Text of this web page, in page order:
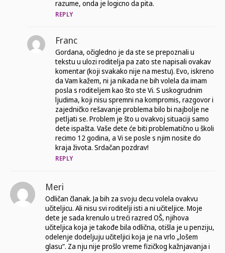
razume, onda je logicno da pita.
REPLY
Franc
Gordana, očigledno je da ste se prepoznali u
tekstu u ulozi roditelja pa zato ste napisali ovakav
komentar (koji svakako nije na mestu). Evo, iskreno
da Vam kažem, ni ja nikada ne bih volela da imam
posla s roditeljem kao što ste Vi. S uskogrudnim
ljudima, koji nisu spremni na kompromis, razgovor i
zajedničko rešavanje problema bilo bi najbolje ne
petljati se. Problem je što u ovakvoj situaciji samo
dete ispašta. Vaše dete će biti problematično u školi
recimo 12 godina, a Vi se posle s njim nosite do
kraja života. Srdačan pozdrav!
REPLY
Meri
Odličan članak. Ja bih za svoju decu volela ovakvu
učiteljicu. Ali nisu svi roditelji isti a ni učiteljice. Moje
dete je sada krenulo u treći razred OŠ, njihova
učiteljica koja je takođe bila odlična, otišla je u penziju,
odelenje dodeljuju učiteljici koja je na vrlo „lošem
glasu“. Za nju nije prošlo vreme fizičkog kažnjavanja i